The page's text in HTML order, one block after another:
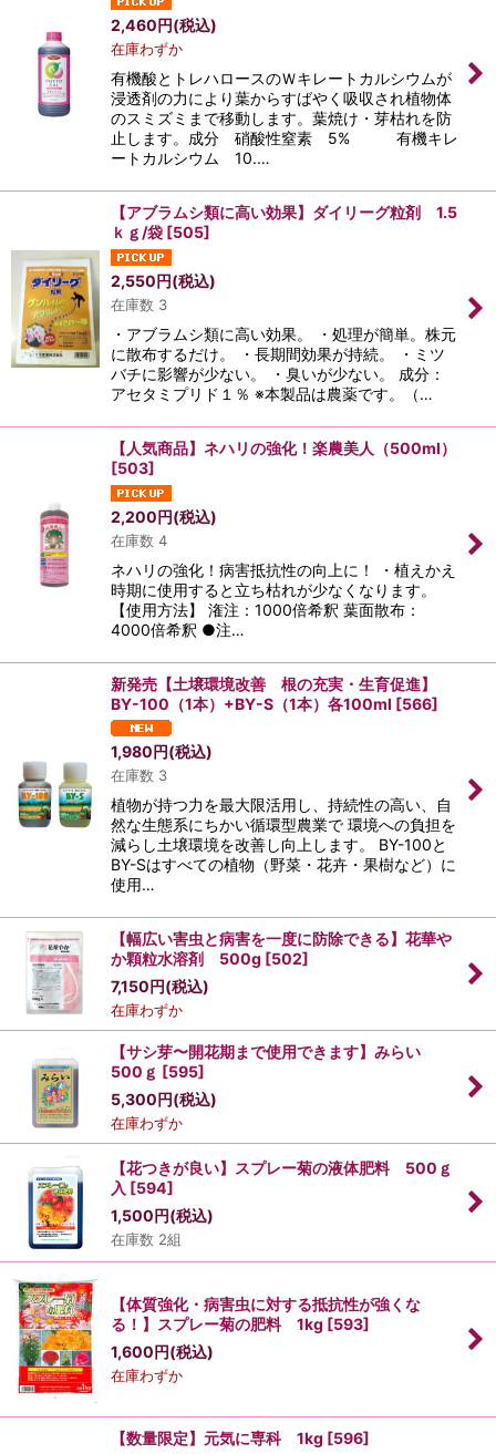
2,460円(税込)
在庫わずか
有機酸とトレハロースのＷキレートカルシウムが
浸透剤の力により葉からすばやく吸収され植物体
のスミズミまで移動します。葉焼け・芽枯れを防
止します。成分 硝酸性窒素 5% 有機キレ
ートカルシウム 10.…
【アブラムシ類に高い効果】ダイリーグ粒剤 1.5
ｋｇ/袋 [505]
2,550円(税込)
在庫数 3
・アブラムシ類に高い効果。 ・処理が簡単。株元
に散布するだけ。 ・長期間効果が持続。 ・ミツ
バチに影響が少ない。 ・臭いが少ない。 成分：
アセタミプリド１％ ※本製品は農薬です。（…
【人気商品】ネハリの強化！楽農美人（500ml）
[503]
2,200円(税込)
在庫数 4
ネハリの強化！病害抵抗性の向上に！ ・植えかえ
時期に使用すると立ち枯れが少なくなります。
【使用方法】 潅注：1000倍希釈 葉面散布：
4000倍希釈 ●注…
新発売【土壌環境改善 根の充実・生育促進】
BY-100（1本）+BY-S（1本）各100ml [566]
1,980円(税込)
在庫数 3
植物が持つ力を最大限活用し、持続性の高い、自
然な生態系にちかい循環型農業で 環境への負担を
減らし土壌環境を改善し向上します。 BY-100と
BY-Sはすべての植物（野菜・花卉・果樹など）に
使用…
【幅広い害虫と病害を一度に防除できる】花華や
か顆粒水溶剤 500g [502]
7,150円(税込)
在庫わずか
【サシ芽〜開花期まで使用できます】みらい
500ｇ [595]
5,300円(税込)
在庫わずか
【花つきが良い】スプレー菊の液体肥料 500ｇ
入 [594]
1,500円(税込)
在庫数 2組
【体質強化・病害虫に対する抵抗性が強くな
る！】スプレー菊の肥料 1kg [593]
1,600円(税込)
在庫わずか
【数量限定】元気に専科 1kg [596]